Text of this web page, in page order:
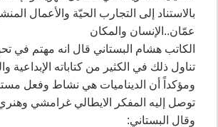
بالاستناد إلى التجارب الحيّة والأعمال
عمّان..الإنسان والمكان
الكاتب هشام البستاني قال انه مهتم في
تناول ذلك في الكثير من كتاباته الإبداعية
ومؤكداً أن الديناميات هي نشاط وفعل
توصل إليه المفكر الايطالي غرامشي
وقال البستاني: